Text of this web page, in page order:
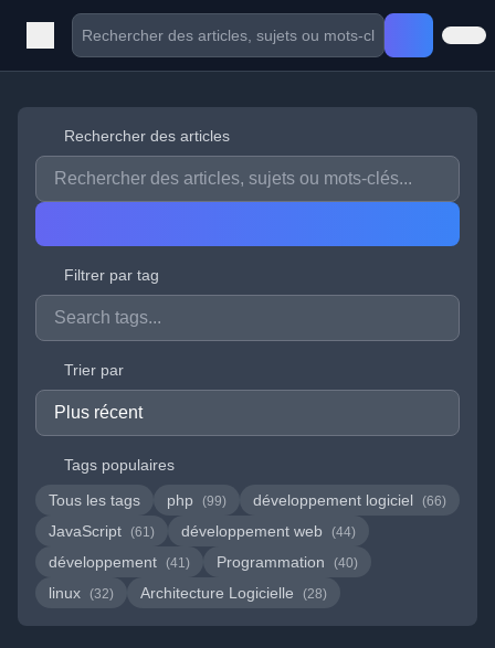
Rechercher des articles
Filtrer par tag
Trier par
Tags populaires
Tous les tags
php (99) développement logiciel (66)
JavaScript (61) développement web (44)
développement (41) Programmation (40)
linux (32) Architecture Logicielle (28)